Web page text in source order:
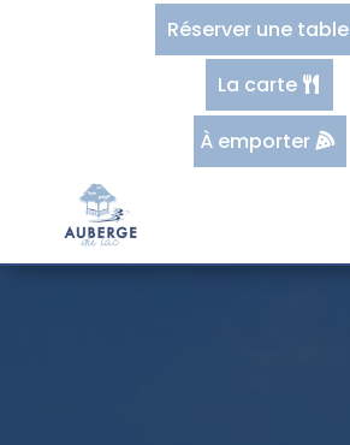
Réserver une table
La carte
À emporter